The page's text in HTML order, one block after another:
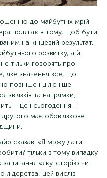
до майбутніх мрій і
полягає в тому, щоб бути
на кінцевий результат.
розвитку, а й
тільки говорять про
яке значення все, що
повніше і цілісніше
зв'язків та напрямки;
– це і сьогодення, і
має обов'язкове
сказав: «Я можу дати
тільки в тому випадку,
«яку історію чи
цей вислів